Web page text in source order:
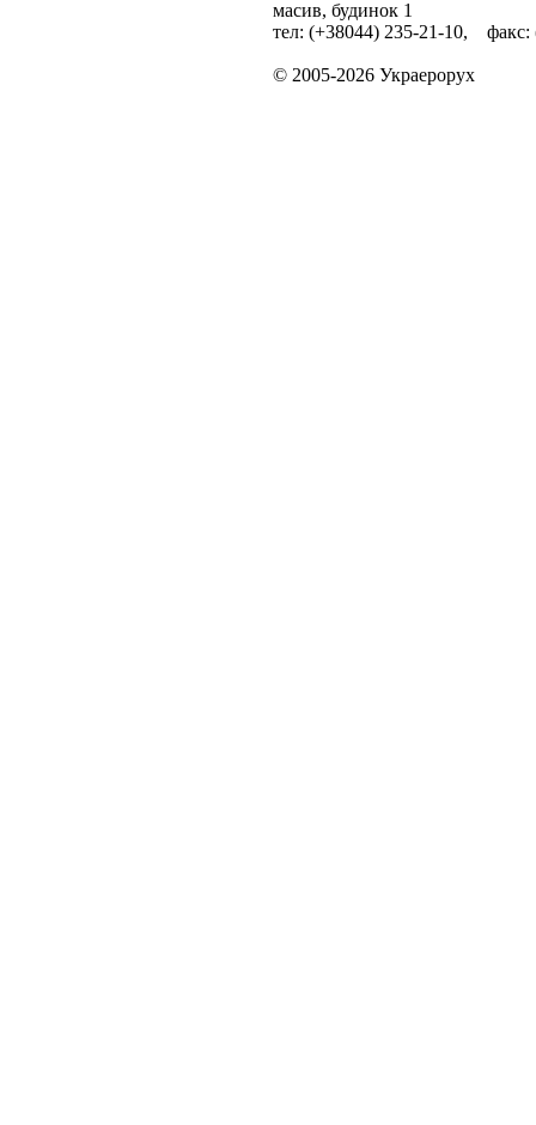
масив, будинок 1
тел: (+38044) 235-21-10, факс:
© 2005-2026 Украерорух